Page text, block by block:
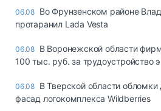
06.08 Во Фрунзенском районе
протаранил Lada Vesta
06.08 В Воронежской области
100 тыс. руб. за трудоустройство
06.08 В Тверской области
фасад логокомплекса Wildberries